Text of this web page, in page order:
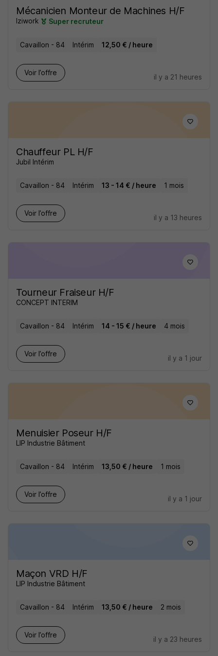
Mécanicien Monteur de Machines H/F
Iziwork Super recruteur
Cavaillon - 84 Intérim 12,50 € / heure
Voir l’offre
il y a 21 heures
Chauffeur PL H/F
Jubil Intérim
Cavaillon - 84 Intérim 13 - 14 € / heure 1 mois
Voir l’offre
il y a 13 heures
Tourneur Fraiseur H/F
CONCEPT INTERIM
Cavaillon - 84 Intérim 14 - 15 € / heure 4 mois
Voir l’offre
il y a 1 jour
Menuisier Poseur H/F
LIP Industrie Bâtiment
Cavaillon - 84 Intérim 13,50 € / heure 1 mois
Voir l’offre
il y a 1 jour
Maçon VRD H/F
LIP Industrie Bâtiment
Cavaillon - 84 Intérim 13,50 € / heure 2 mois
Voir l’offre
il y a 23 heures